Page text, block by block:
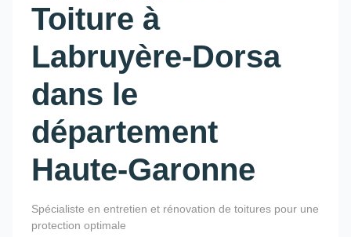
Toiture à
Labruyère-Dorsa
dans le
département
Haute-Garonne
Spécialiste en entretien et rénovation de toitures pour une
protection optimale